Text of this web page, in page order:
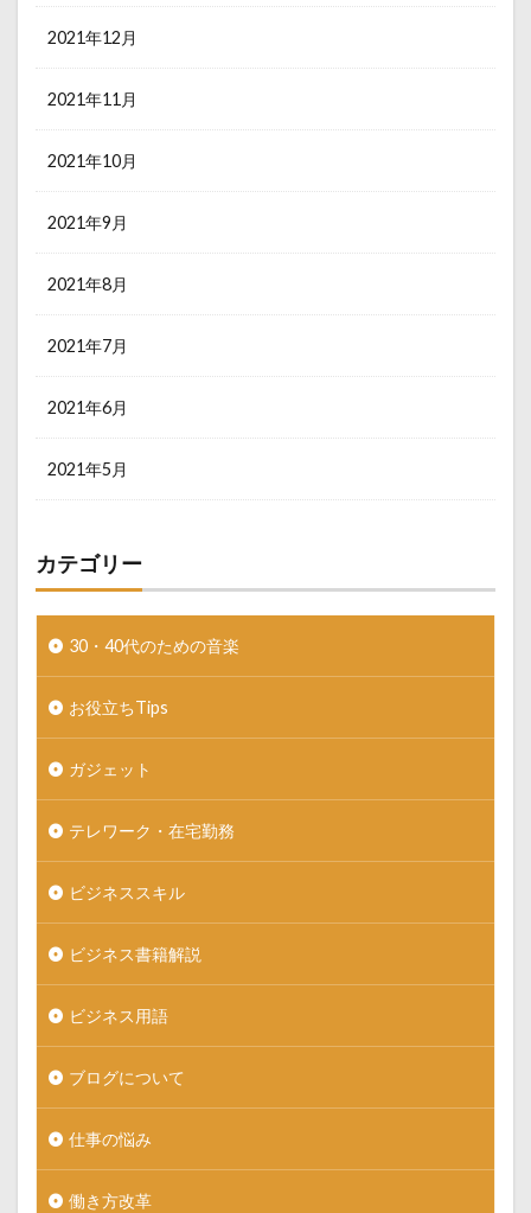
2021年12月
2021年11月
2021年10月
2021年9月
2021年8月
2021年7月
2021年6月
2021年5月
カテゴリー
30・40代のための音楽
お役立ちTips
ガジェット
テレワーク・在宅勤務
ビジネススキル
ビジネス書籍解説
ビジネス用語
ブログについて
仕事の悩み
働き方改革